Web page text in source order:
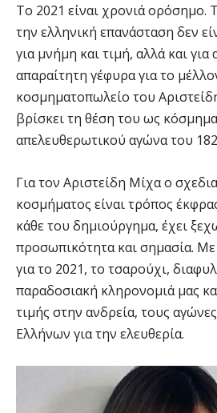
Το 2021 είναι χρονιά ορόσημο.
την ελληνική επανάσταση δεν
για μνήμη και τιμή, αλλά και
απαραίτητη γέφυρα για το
κοσμηματοπωλείο του
βρίσκει τη θέση του ως
απελευθερωτικού αγώνα του
Για τον Αριστείδη Μίχα ο
κοσμήματος είναι τρόπος
κάθε του δημιούργημα, έχει
προσωπικότητα και σημασία.
για το 2021, το τσαρούχι,
παραδοσιακή κληρονομιά μας
τιμής στην ανδρεία, τους
Ελλήνων για την ελευθερία.